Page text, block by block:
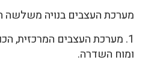
מערכת העצבים בנויה משלשה
1. מערכת העצבים המרכזית,
ומוח השדרה.